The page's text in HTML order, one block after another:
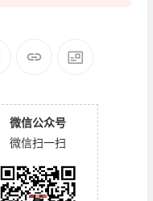
微信公众号
微信扫一扫